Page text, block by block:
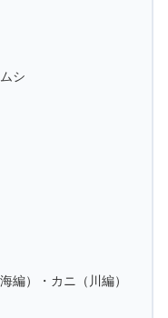
シ
編）・カニ（川編）